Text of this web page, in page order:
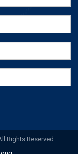
Rights Reserved.